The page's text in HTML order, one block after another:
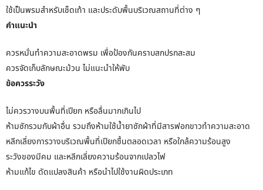
ใช้เป็นพรมสำหรับเช็ดเท้า และประดับพื้นบริเวณสถานที่ต่าง ๆ
คำแนะนำ
ควรหมั่นทำความสะอาดพรม เพื่อป้องกันคราบสกปรกสะสม
ควรจัดเก็บลักษณะม้วน ไม่แนะนำให้พับ
ข้อควรระวัง
ไม่ควรวางบนพื้นที่เปียก หรือลื่นมากเกินไป
ห้ามซักรวมกับผ้าอื่น รวมถึงห้ามใช้น้ำยาซักผ้าที่มีสารฟอกขาวทำความสะอาด
หลีกเลี่ยงการวางบริเวณพื้นที่เปียกชื้นตลอดเวลา หรือใกล้ความร้อนสูง
ระวังของมีคม และหลีกเลี่ยงความร้อนจากเปลวไฟ
ห้ามแก้ไข ดัดแปลงสินค้า หรือนำไปใช้งานผิดประเภท